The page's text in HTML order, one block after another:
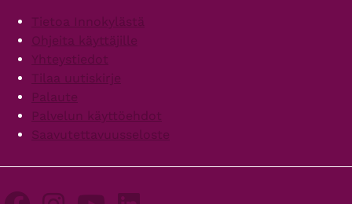
FooterTietoa Innokylästä
Ohjeita käyttäjille
Yhteystiedot
Tilaa uutiskirje
Palaute
Palvelun käyttöehdot
Saavutettavuusseloste